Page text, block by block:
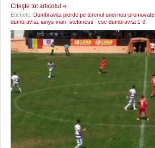
Citeşte tot articolul
Etichete: Dumbravita pierde pe terenul unei nou-promovate
dumbravita ianys man stefanesti - csc dumbravita 1-0